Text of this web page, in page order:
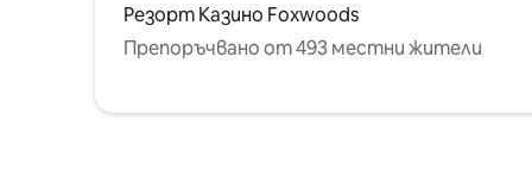
Резорт Казино Foxwoods
Препоръчвано от 493 местни жители